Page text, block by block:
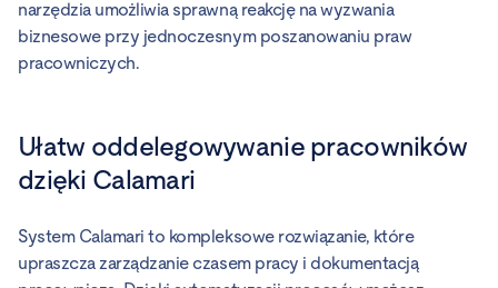
narzędzia umożliwia sprawną reakcję na wyzwania
biznesowe przy jednoczesnym poszanowaniu praw
pracowniczych.
Ułatw oddelegowywanie pracowników
dzięki Calamari
System Calamari to kompleksowe rozwiązanie, które
upraszcza zarządzanie czasem pracy i dokumentacją